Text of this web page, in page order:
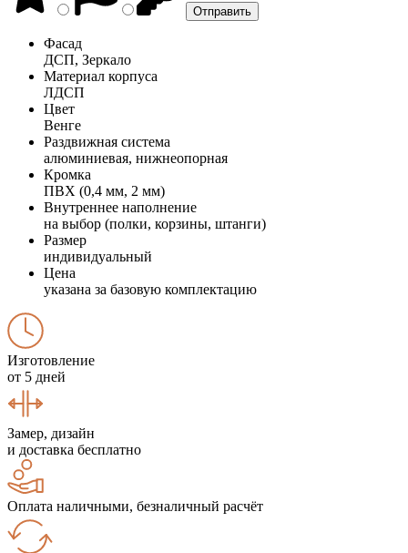
Фасад
ДСП, Зеркало
Материал корпуса
ЛДСП
Цвет
Венге
Раздвижная система
алюминиевая, нижнеопорная
Кромка
ПВХ (0,4 мм, 2 мм)
Внутреннее наполнение
на выбор (полки, корзины, штанги)
Размер
индивидуальный
Цена
указана за базовую комплектацию
Изготовление
от 5 дней
Замер, дизайн
и доставка бесплатно
Оплата наличными, безналичный расчёт